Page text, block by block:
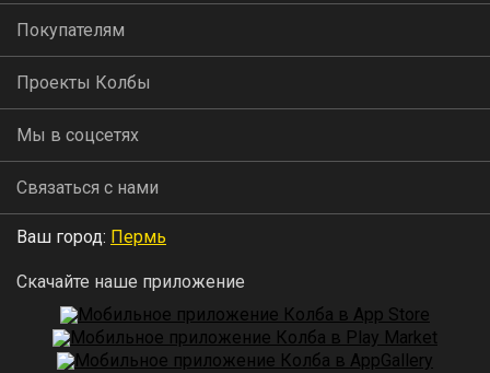
Покупателям
Проекты Колбы
Мы в соцсетях
Связаться с нами
Ваш город: Пермь
Скачайте наше приложение